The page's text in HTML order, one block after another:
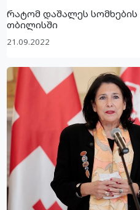
რატომ დაშალეს
თბილისში
21.09.2022